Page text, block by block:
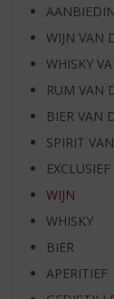
WIJN VAN
WHISKY
RUM VAN
BIER VAN
SPIRIT
WIJN
WHISKY
BIER
APERITIEF